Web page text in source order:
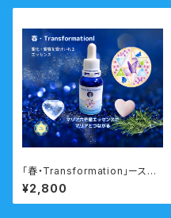
「春・Transformation」ースム
ーズに人生の転機や変化のタイ
ミングを乗り越えるー 瞑想音
声ガイド付き ウォーターエッセ
¥2,800